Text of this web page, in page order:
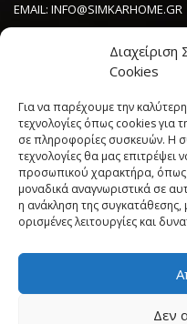
Cookies
Για να παρέχουμε την
τεχνολογίες όπως cookies για
σε πληροφορίες συσκευών. Η
τεχνολογίες θα μας
προσωπικού χαρακτήρα,
μοναδικά αναγνωριστικά σε
η ανάκληση της συγκατάθεσης,
ορισμένες λειτουργίες και
Δεν
EMAIL: INFO@SIMKARHOME.GR
NEWSLETTER
----------------------
Πολιτική Cookies (ΕΕ)
Δήλωση